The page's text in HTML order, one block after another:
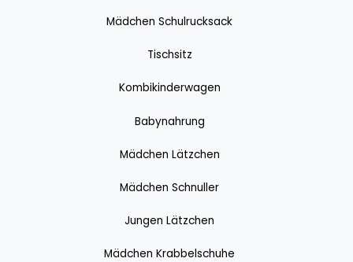
Mädchen Schulrucksack
Tischsitz
Kombikinderwagen
Babynahrung
Mädchen Lätzchen
Mädchen Schnuller
Jungen Lätzchen
Mädchen Krabbelschuhe